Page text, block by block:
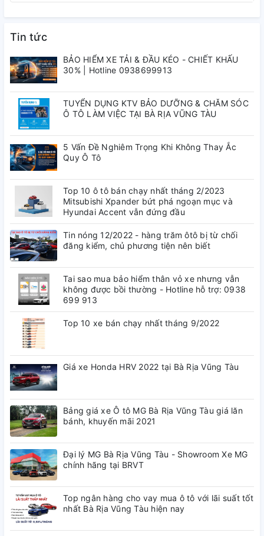
Tin tức
BẢO HIỂM XE TẢI & ĐẦU KÉO - CHIẾT KHẤU
30% | Hotline 0938699913
TUYỂN DỤNG KTV BẢO DƯỠNG & CHĂM SÓC
Ô TÔ LÀM VIỆC TẠI BÀ RỊA VŨNG TÀU
5 Vấn Đề Nghiêm Trọng Khi Không Thay Ắc
Quy Ô Tô
Top 10 ô tô bán chạy nhất tháng 2/2023
Mitsubishi Xpander bứt phá ngoạn mục và
Hyundai Accent vẫn đứng đầu
Tin nóng 12/2022 - hàng trăm ôtô bị từ chối
đăng kiểm, chủ phương tiện nên biết
Tai sao mua bảo hiểm thân vỏ xe nhưng vẫn
không được bồi thường - Hotline hỗ trợ: 0938
699 913
Top 10 xe bán chạy nhất tháng 9/2022
Giá xe Honda HRV 2022 tại Bà Rịa Vũng Tàu
Bảng giá xe Ô tô MG Bà Rịa Vũng Tàu giá lăn
bánh, khuyến mãi 2021
Đại lý MG Bà Rịa Vũng Tàu - Showroom Xe MG
chính hãng tại BRVT
Top ngân hàng cho vay mua ô tô với lãi suất tốt
nhất Bà Rịa Vũng Tàu hiện nay